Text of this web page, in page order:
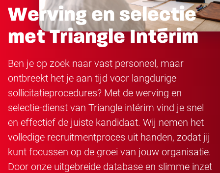
Werving en selectie
met Triangle Intérim
Ben je op zoek naar vast personeel, maar
ontbreekt het je aan tijd voor langdurige
sollicitatieprocedures? Met de werving en
selectie-dienst van Triangle intérim vind je snel
en effectief de juiste kandidaat. Wij nemen het
volledige recruitmentproces uit handen, zodat jij
kunt focussen op de groei van jouw organisatie.
Door onze uitgebreide database en slimme inzet